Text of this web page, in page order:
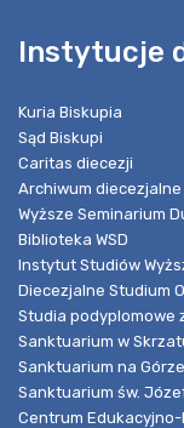
Instytucje
Kuria Biskupia
Sąd Biskupi
Caritas diecezji
Archiwum diecezjalne
Wyższe Seminarium
Biblioteka WSD
Instytut Studiów
Diecezjalne Studium
Studia podyplomowe
Sanktuarium w
Sanktuarium na
Sanktuarium św.
Centrum